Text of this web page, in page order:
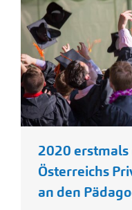
2020
Österreichs
an den